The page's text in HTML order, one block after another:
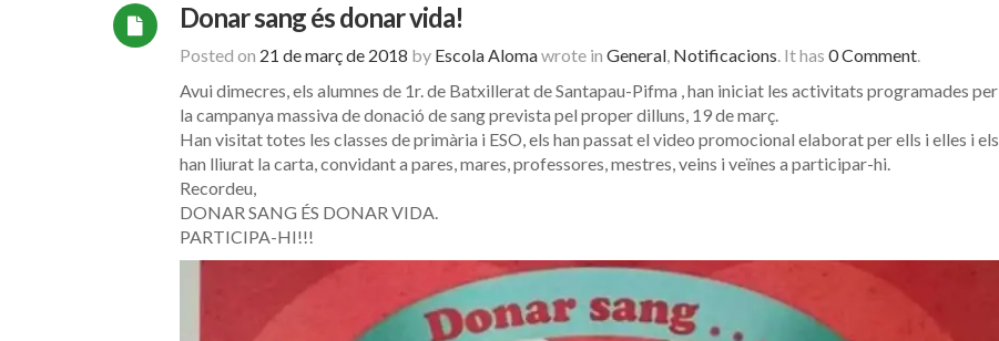
Donar sang és donar vida!
Posted on 21 de març de 2018 by Escola Alomawrote in General, Notificacions. It has 0 Comment.
Avui dimecres, els alumnes de 1r. de Batxillerat de Santapau-Pifma , han iniciat les activitats programades per
la campanya massiva de donació de sang prevista pel proper dilluns, 19 de març.
Han visitat totes les classes de primària i ESO, els han passat el video promocional elaborat per ells i elles i els
han lliurat la carta, convidant a pares, mares, professores, mestres, veins i veïnes a participar-hi.
Recordeu,
DONAR SANG ÉS DONAR VIDA.
PARTICIPA-HI!!!